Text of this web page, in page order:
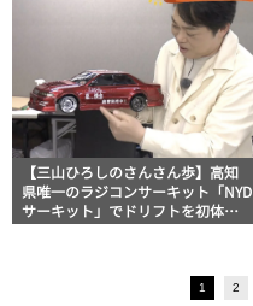
【三山ひろしのさんさん歩】高知
県唯一のラジコンサーキット「NYD
サーキット」でドリフトを初体
1 2